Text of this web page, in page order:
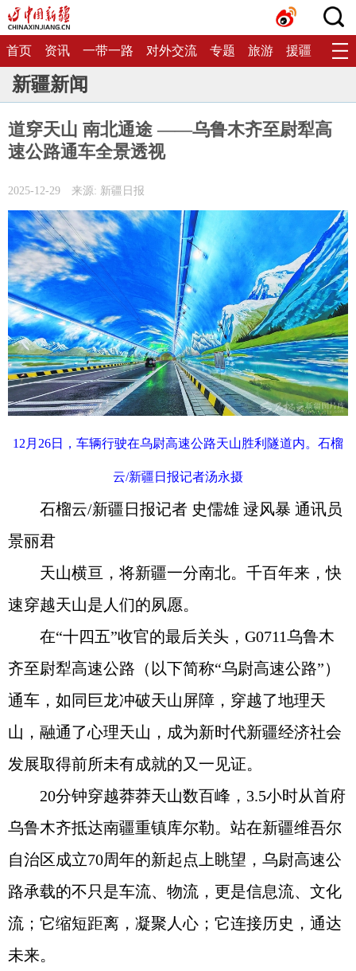
首页 资讯 一带一路 对外交流 专题 旅游 援疆 生态
新疆新闻
道穿天山 南北通途 ——乌鲁木齐至尉犁高
速公路通车全景透视
2025-12-29 来源: 新疆日报
12月26日，车辆行驶在乌尉高速公路天山胜利隧道内。石榴
云/新疆日报记者汤永摄
石榴云/新疆日报记者 史儒雄 逯风暴 通讯员
景丽君
天山横亘，将新疆一分南北。千百年来，快
速穿越天山是人们的夙愿。
在“十四五”收官的最后关头，G0711乌鲁木
齐至尉犁高速公路（以下简称“乌尉高速公路”）
通车，如同巨龙冲破天山屏障，穿越了地理天
山，融通了心理天山，成为新时代新疆经济社会
发展取得前所未有成就的又一见证。
20分钟穿越莽莽天山数百峰，3.5小时从首府
乌鲁木齐抵达南疆重镇库尔勒。站在新疆维吾尔
自治区成立70周年的新起点上眺望，乌尉高速公
路承载的不只是车流、物流，更是信息流、文化
流；它缩短距离，凝聚人心；它连接历史，通达
未来。